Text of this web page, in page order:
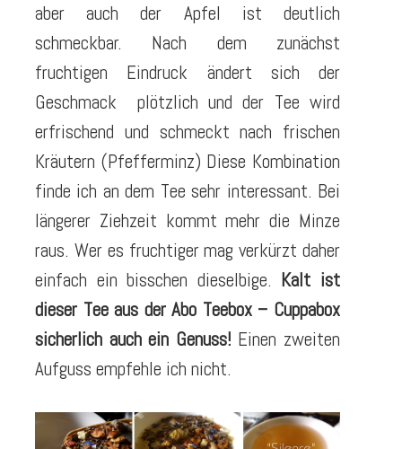
aber auch der Apfel ist deutlich
schmeckbar. Nach dem zunächst
fruchtigen Eindruck ändert sich der
Geschmack plötzlich und der Tee wird
erfrischend und schmeckt nach frischen
Kräutern (Pfefferminz) Diese Kombination
finde ich an dem Tee sehr interessant. Bei
längerer Ziehzeit kommt mehr die Minze
raus. Wer es fruchtiger mag verkürzt daher
einfach ein bisschen dieselbige. Kalt ist
dieser Tee aus der Abo Teebox – Cuppabox
sicherlich auch ein Genuss! Einen zweiten
Aufguss empfehle ich nicht.